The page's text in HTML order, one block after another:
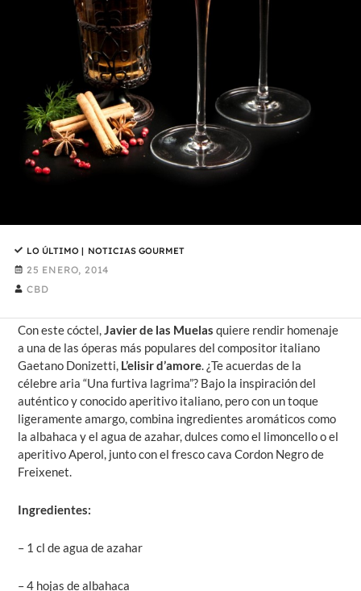
LO ÚLTIMO| NOTICIAS GOURMET
25 ENERO, 2014
CBD
Con este cóctel,Javier de las Muelasquiere rendir homenaje
a una de las óperas más populares del compositor italiano
Gaetano Donizetti, L’elisir d’amore. ¿Te acuerdas de la
célebre aria “Una furtiva lagrima”? Bajo la inspiración del
auténtico y conocido aperitivo italiano, pero con un toque
ligeramente amargo, combina ingredientes aromáticos como
la albahaca y el agua de azahar, dulces como el limoncello o el
aperitivo Aperol, junto con el fresco cava Cordon Negro de
Freixenet.
Ingredientes:
– 1 cl de agua de azahar
– 4 hojas de albahaca